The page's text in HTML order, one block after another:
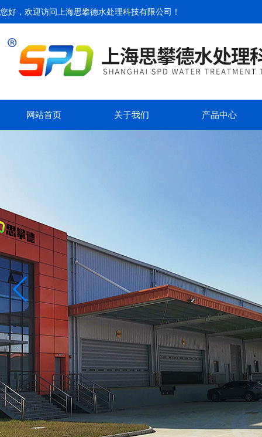
您好，欢迎访问 上海思攀德水处理科技有限公司 ！
网站首页 关于我们 产品中心